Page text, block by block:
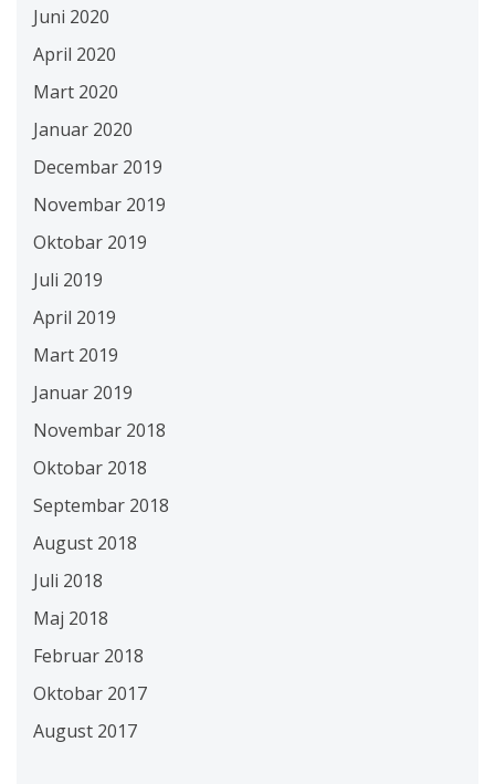
Juni 2020
April 2020
Mart 2020
Januar 2020
Decembar 2019
Novembar 2019
Oktobar 2019
Juli 2019
April 2019
Mart 2019
Januar 2019
Novembar 2018
Oktobar 2018
Septembar 2018
August 2018
Juli 2018
Maj 2018
Februar 2018
Oktobar 2017
August 2017